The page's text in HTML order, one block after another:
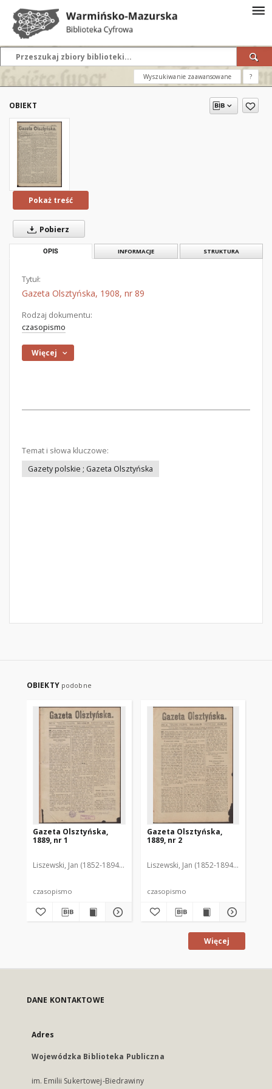
Wyszukiwanie zaawansowane ?
OBIEKT
Pokaż treść
Pobierz
OPIS INFORMACJE STRUKTURA
Tytuł:
Gazeta Olsztyńska, 1908, nr 89
Rodzaj dokumentu:
czasopismo
Więcej
Temat i słowa kluczowe:
Gazety polskie ; Gazeta Olsztyńska
OBIEKTY podobne
Gazeta Olsztyńska,
1889, nr 1
Liszewski, Jan (1852-1894). Red.
czasopismo
Gazeta Olsztyńska,
1889, nr 2
Liszewski, Jan (1852-1894). Red.
czasopismo
Więcej
DANE KONTAKTOWE
Adres
Wojewódzka Biblioteka Publiczna
im. Emilii Sukertowej-Biedrawiny